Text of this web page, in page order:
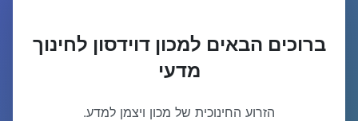
ברוכים הבאים למכון דוידסון לחינוך
מדעי
הזרוע החינוכית של מכון ויצמן למדע.